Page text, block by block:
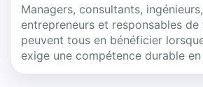
Managers, consultants,
entrepreneurs et responsables
peuvent tous en bénéficier
exige une compétence durable en